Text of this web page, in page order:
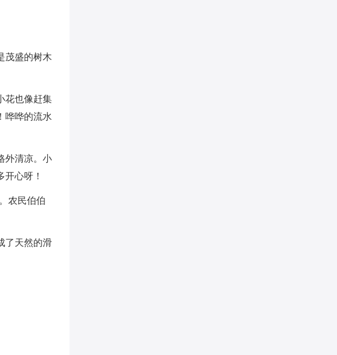
茂盛的树木
花也像赶集
哗哗的流水
外清凉。小
心呀！
农民伯伯
了天然的滑